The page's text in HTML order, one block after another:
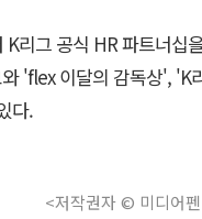
리그 공식 HR 파트너십
'flex 이달의 감독상', 'K
다.
<저작권자 © 미디어